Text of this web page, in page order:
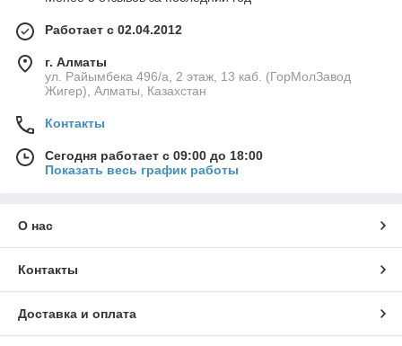
Работает с 02.04.2012
г. Алматы
ул. Райымбека 496/а, 2 этаж, 13 каб. (ГорМолЗавод
Жигер), Алматы, Казахстан
Контакты
Сегодня работает с 09:00 до 18:00
Показать весь график работы
О нас
Контакты
Доставка и оплата